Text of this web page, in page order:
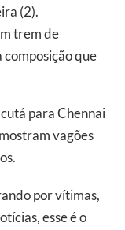
(2).
trem de
que
para Chennai
vagões
por vítimas,
esse é o